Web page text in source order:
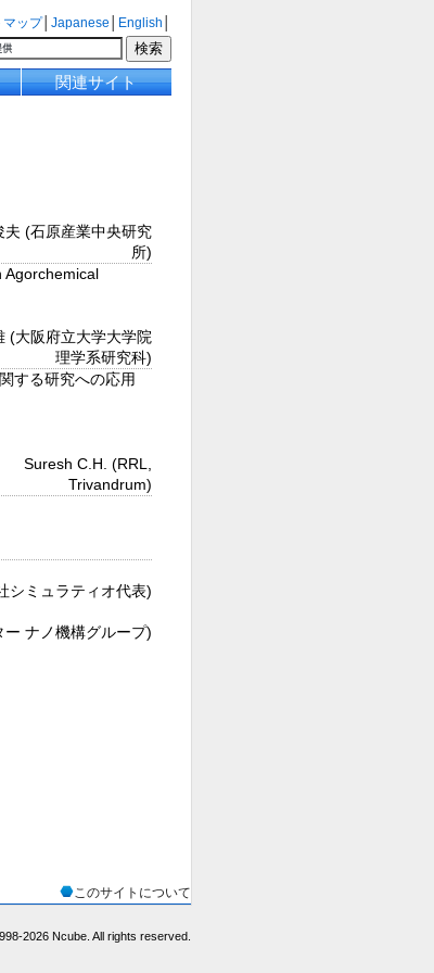
マップ│ Japanese English
関連サイト
夫 (石原産業中央研究
所)
Agorchemical
(大阪府立大学大学院
理学系研究科)
する研究への応用
Suresh C.H. (RRL,
Trivandrum)
シミュラティオ代表)
ナノ機構グループ)
このサイトについて
2026 Ncube. All rights reserved.